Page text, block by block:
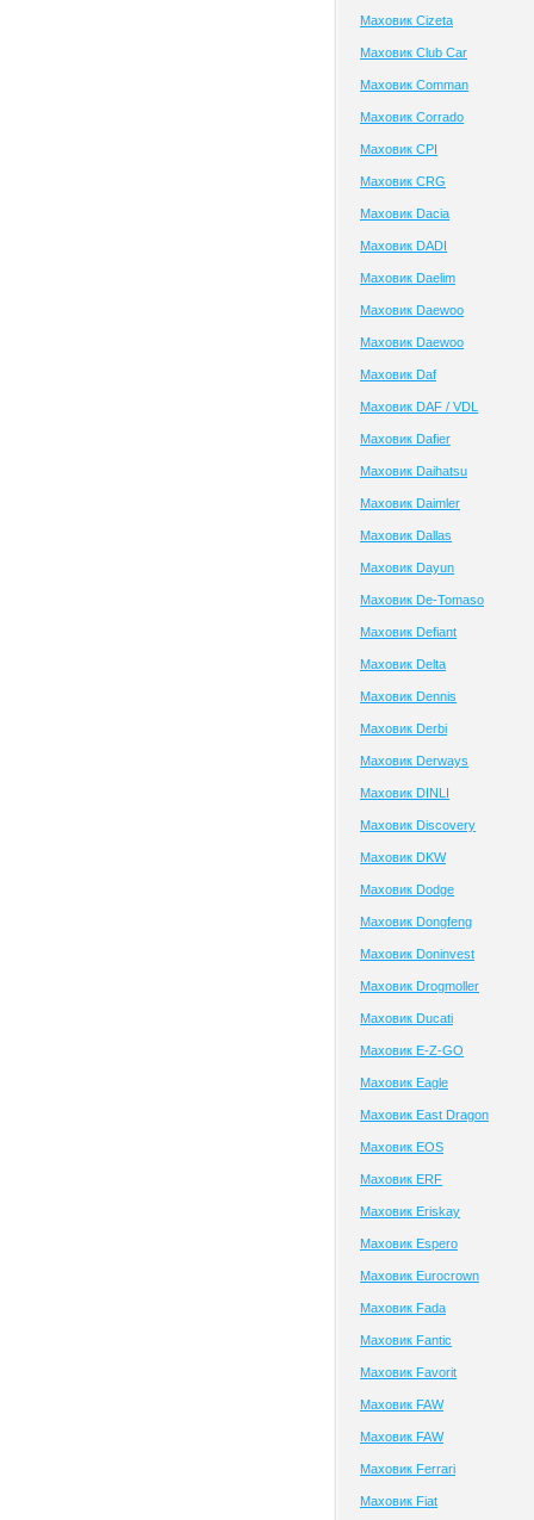
Маховик Cizeta
Маховик Club Сar
Маховик Comman
Маховик Corrado
Маховик CPI
Маховик CRG
Маховик Dacia
Маховик DADI
Маховик Daelim
Маховик Daewoo
Маховик Daewoo
Маховик Daf
Маховик DAF / VDL
Маховик Dafier
Маховик Daihatsu
Маховик Daimler
Маховик Dallas
Маховик Dayun
Маховик De-Tomaso
Маховик Defiant
Маховик Delta
Маховик Dennis
Маховик Derbi
Маховик Derways
Маховик DINLI
Маховик Discovery
Маховик DKW
Маховик Dodge
Маховик Dongfeng
Маховик Doninvest
Маховик Drogmoller
Маховик Ducati
Маховик E-Z-GO
Маховик Eagle
Маховик East Dragon
Маховик EOS
Маховик ERF
Маховик Eriskay
Маховик Espero
Маховик Eurocrown
Маховик Fada
Маховик Fantic
Маховик Favorit
Маховик FAW
Маховик FAW
Маховик Ferrari
Маховик Fiat